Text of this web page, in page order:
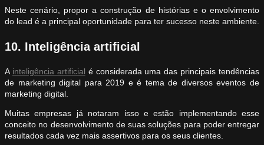
Neste cenário, propor a construção de histórias e o envolvimento
do lead é a principal oportunidade para ter sucesso neste ambiente.
10. Inteligência artificial
A inteligência artificial é considerada uma das principais tendências
de marketing digital para 2019 e é tema de diversos eventos de
marketing digital.
Muitas empresas já notaram isso e estão implementando esse
conceito no desenvolvimento de suas soluções para poder entregar
resultados cada vez mais assertivos para os seus clientes.